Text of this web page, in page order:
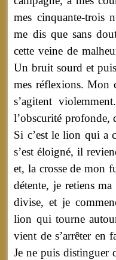
mes cinquante-trois
me dis que sans
cette veine de
Un bruit sourd et
mes réflexions. Mon
s’agitent
l’obscurité profonde,
Si c’est le lion qui a
s’est éloigné, il
et, la crosse de mon
détente, je retiens
divise, et je
lion qui tourne
vient de s’arrêter en
Je ne puis distinguer